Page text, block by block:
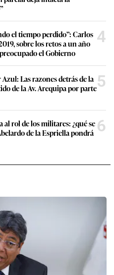
el tiempo perdido”: Carlos
sobre los retos a un año
el Gobierno
4
Las razones detrás de la
de la Av. Arequipa por parte5
al rol de los militares: ¿qué se
de la Espriella pondrá 6